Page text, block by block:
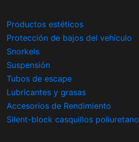
Productos estéticos
Protección de bajos del vehículo
Snorkels
Suspensión
Tubos de escape
Lubricantes y grasas
Accesorios de Rendimiento
Silent-block casquillos poliuretano